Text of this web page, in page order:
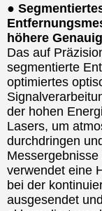
●
höhere
Das auf
segmentierte
optimiertes
der hohen
Lasers, um
durchdringen
verwendet eine
bei der
ausgesendet